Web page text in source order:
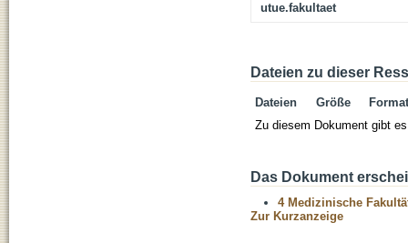
utue.fakultaet
Dateien zu dieser
Dateien Größe
Format
Zu diesem Dokument gibt
Das Dokument
4 Medizinische
Zur Kurzanzeige